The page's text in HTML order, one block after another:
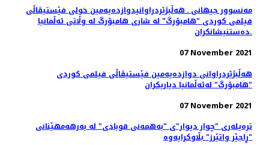
مەنسوور جیهانی ـ هه‌ڵبژێردراوانیدوازدەیەمین خولی فێستیڤاڵی
فیلمی کوردی "هامبۆرگ" لە شاری هامبۆرگ لە وڵاتی ئەڵمانیا
ده‌ستنیشانکران.
07 November 2021
هه‌ڵبژێردراوانی دوازدەیەمین فێستیڤاڵی فیلمی کوردی
"هامبۆرگ" لەئەڵمانیا دیاریکران
07 November 2021
ترەیلەری "چوار دیوار"ی "بەهمەنی قوبادی" لە بەرهەمهێنانی
"ڕاجێر واتێرز" بڵاوکرایەوە